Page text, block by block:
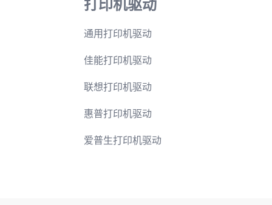
通用打印机驱动
佳能打印机驱动
联想打印机驱动
惠普打印机驱动
爱普生打印机驱动